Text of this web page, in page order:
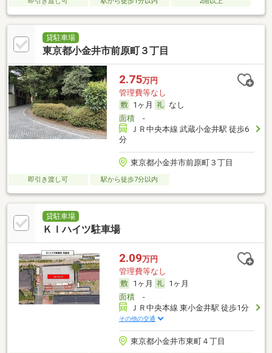
貸駐車場
東京都小金井市前原町３丁目
2.75万円
管理費等なし
1ヶ月
なし
面積-
ＪＲ中央本線 武蔵小金井駅 徒歩6
分
東京都小金井市前原町３丁目
即引き渡し可 駅から徒歩7分以内
貸駐車場
ＫＩハイツ駐車場
2.09万円
管理費等なし
1ヶ月
1ヶ月
面積-
ＪＲ中央本線 東小金井駅 徒歩1分
その他の交通
東京都小金井市東町４丁目